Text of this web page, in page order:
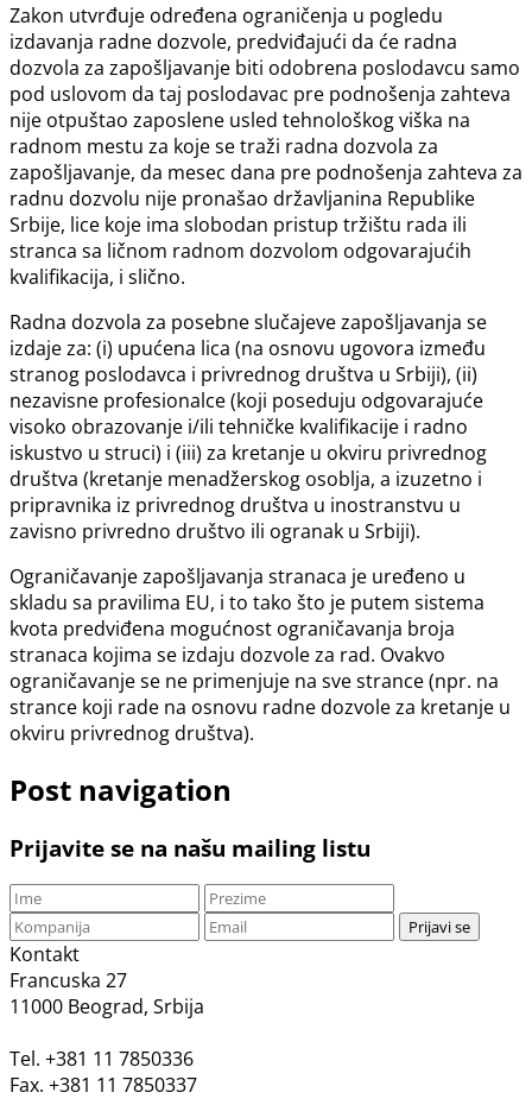
Zakon utvrđuje određena ograničenja u pogledu
izdavanja radne dozvole, predviđajući da će radna
dozvola za zapošljavanje biti odobrena poslodavcu samo
pod uslovom da taj poslodavac pre podnošenja zahteva
nije otpuštao zaposlene usled tehnološkog viška na
radnom mestu za koje se traži radna dozvola za
zapošljavanje, da mesec dana pre podnošenja zahteva za
radnu dozvolu nije pronašao državljanina Republike
Srbije, lice koje ima slobodan pristup tržištu rada ili
stranca sa ličnom radnom dozvolom odgovarajućih
kvalifikacija, i slično.
Radna dozvola za posebne slučajeve zapošljavanja se
izdaje za: (i) upućena lica (na osnovu ugovora između
stranog poslodavca i privrednog društva u Srbiji), (ii)
nezavisne profesionalce (koji poseduju odgovarajuće
visoko obrazovanje i/ili tehničke kvalifikacije i radno
iskustvo u struci) i (iii) za kretanje u okviru privrednog
društva (kretanje menadžerskog osoblja, a izuzetno i
pripravnika iz privrednog društva u inostranstvu u
zavisno privredno društvo ili ogranak u Srbiji).
Ograničavanje zapošljavanja stranaca je uređeno u
skladu sa pravilima EU, i to tako što je putem sistema
kvota predviđena mogućnost ograničavanja broja
stranaca kojima se izdaju dozvole za rad. Ovakvo
ograničavanje se ne primenjuje na sve strance (npr. na
strance koji rade na osnovu radne dozvole za kretanje u
okviru privrednog društva).
Post navigation
Prijavite se na našu mailing listu
Prijavi se
Kontakt
Francuska 27
11000 Beograd, Srbija
Tel. +381 11 7850336
Fax. +381 11 7850337